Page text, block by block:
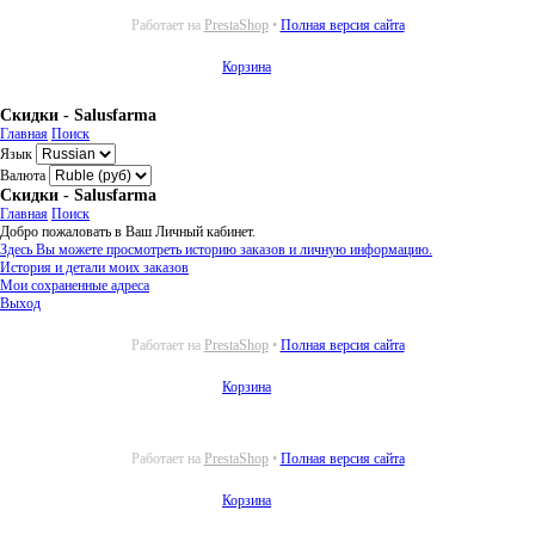
Работает на PrestaShop• Полная версия сайта
Корзина
Скидки - Salusfarma
Главная Поиск
Язык
Валюта
Скидки - Salusfarma
Главная Поиск
Добро пожаловать в Ваш Личный кабинет.
Здесь Вы можете просмотреть историю заказов и личную информацию.
История и детали моих заказов
Мои сохраненные адреса
Выход
Работает на PrestaShop• Полная версия сайта
Корзина
Работает на PrestaShop• Полная версия сайта
Корзина